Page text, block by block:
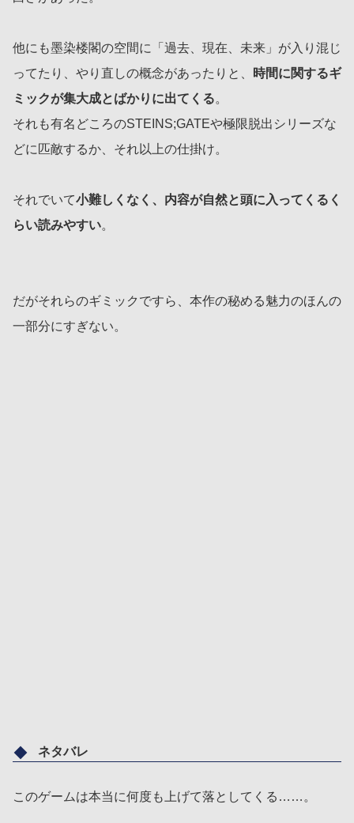
他にも墨染楼閣の空間に「過去、現在、未来」が入り混じ
ってたり、やり直しの概念があったりと、
時間に関するギ
ミックが集大成とばかりに出てくる。
それも有名どころのSTEINS;GATEや極限脱出シリーズな
どに匹敵するか、それ以上の仕掛け。
それでいて小難しくなく、内容が自然と頭に入ってくるく
らい読みやすい。
だがそれらのギミックですら、本作の秘める魅力のほんの
一部分にすぎない。
ネタバレ
このゲームは本当に何度も上げて落としてくる……。